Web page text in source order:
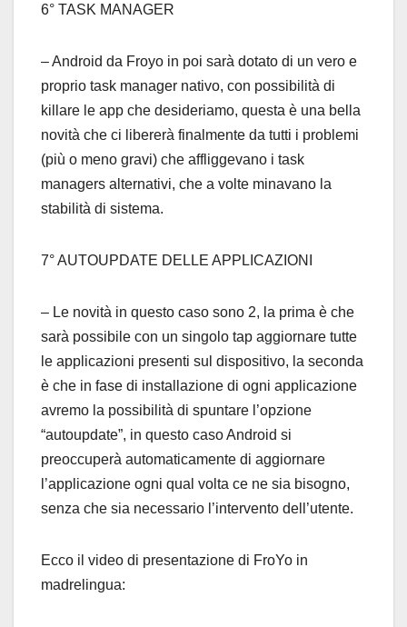
6° TASK MANAGER
– Android da Froyo in poi sarà dotato di un vero e
proprio task manager nativo, con possibilità di
killare le app che desideriamo, questa è una bella
novità che ci libererà finalmente da tutti i problemi
(più o meno gravi) che affliggevano i task
managers alternativi, che a volte minavano la
stabilità di sistema.
7° AUTOUPDATE DELLE APPLICAZIONI
– Le novità in questo caso sono 2, la prima è che
sarà possibile con un singolo tap aggiornare tutte
le applicazioni presenti sul dispositivo, la seconda
è che in fase di installazione di ogni applicazione
avremo la possibilità di spuntare l’opzione
“autoupdate”, in questo caso Android si
preoccuperà automaticamente di aggiornare
l’applicazione ogni qual volta ce ne sia bisogno,
senza che sia necessario l’intervento dell’utente.
Ecco il video di presentazione di FroYo in
madrelingua: